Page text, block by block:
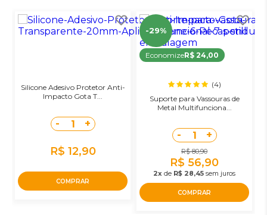
Silicone Adesivo Protetor Anti-
Impacto Gota T...
- 1 +
R$ 12,90
COMPRAR
-29%
EconomizeR$ 24,00
(4)
Suporte para Vassouras de
Metal Multifunciona...
- 1 +
R$ 80,90
R$ 56,90
2x de R$ 28,45 sem juros
COMPRAR